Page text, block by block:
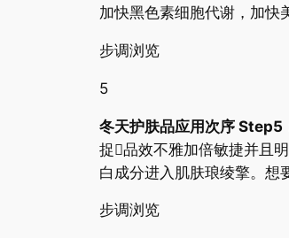
加快黑色素细胞代谢，加快
步调浏览
5
冬天护肤品应用次序 Step5
捉品效不雅加倍敏捷并且
白成分进入肌肤琅绫擎。想
步调浏览